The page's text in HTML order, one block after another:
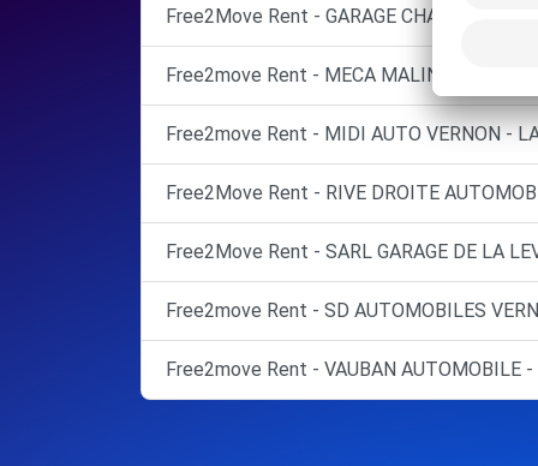
Free2Move Rent - GARAGE CHAMPAGNE -
Free2move Rent - MECA MALIN -
Free2move Rent - MIDI AUTO VERNON -
Free2Move Rent - RIVE DROITE
Free2Move Rent - SARL GARAGE DE LA
Free2move Rent - SD AUTOMOBILES
Free2move Rent - VAUBAN AUTOMOBILE -